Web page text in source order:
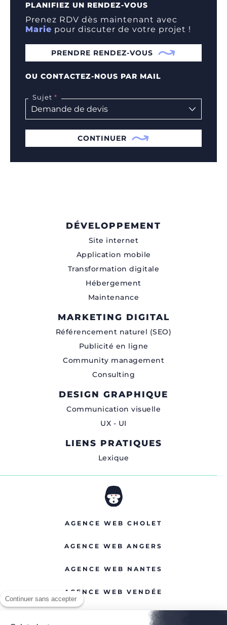
PLANIFIEZ UN RENDEZ-VOUS
Prenez RDV dès maintenant avec
Marie pour discuter de votre projet !
PRENDRE RENDEZ-VOUS
OU CONTACTEZ-NOUS PAR MAIL
Sujet
CONTINUER
DÉVELOPPEMENT
Site internet
Application mobile
Transformation digitale
Hébergement
Maintenance
MARKETING DIGITAL
Référencement naturel (SEO)
Publicité en ligne
Community management
Consulting
DESIGN GRAPHIQUE
Communication visuelle
UX - UI
LIENS PRATIQUES
Lexique
AGENCE WEB CHOLET
AGENCE WEB ANGERS
AGENCE WEB NANTES
AGENCE WEB VENDÉE
Continuer sans accepter